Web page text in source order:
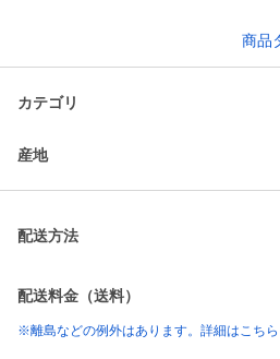
商品
カテゴリ
産地
配送方法
配送料金（送料）
※離島などの例外はあります。詳細はこちら